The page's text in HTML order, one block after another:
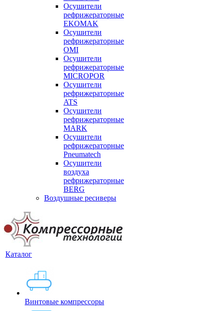
Осушители
рефрижераторные
EKOMAK
Осушители
рефрижераторные
OMI
Осушители
рефрижераторные
MICROPOR
Осушители
рефрижераторные
ATS
Осушители
рефрижераторные
MARK
Осушители
рефрижераторные
Pneumatech
Осушители
воздуха
рефрижераторные
BERG
Воздушные ресиверы
Каталог
Винтовые компрессоры